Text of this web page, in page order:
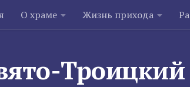
О храме Жизнь прихода